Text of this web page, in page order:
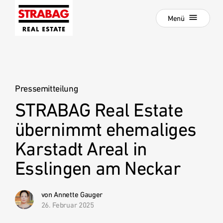
Zur
Hauptnavigation
springen
Menü
Schließen
Development als Service
Hold Estate
Unsere Standorte
News
Unternehmen
Karriere
Referenzprojekte
Pressemitteilung
STRABAG Real Estate
übernimmt ehemaliges
Karstadt Areal in
Esslingen am Neckar
von Annette Gauger
26. Februar 2025